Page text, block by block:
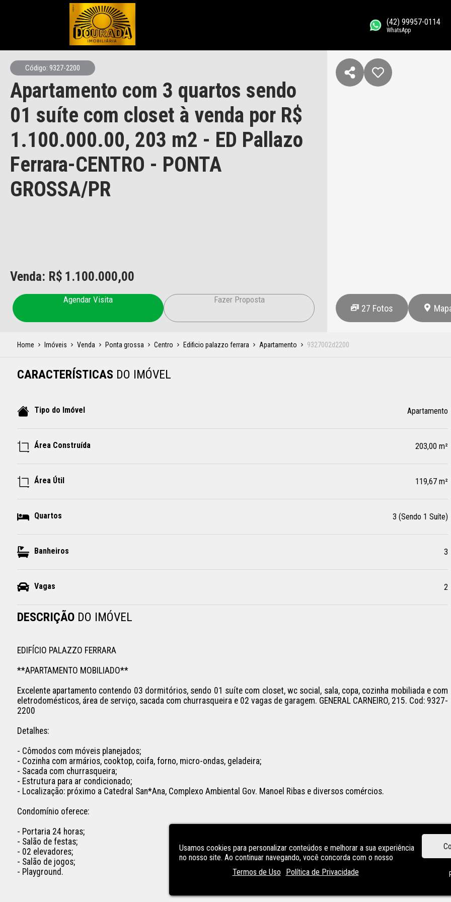
(42) 99957-0114
WhatsApp
Código: 9327-2200
Apartamento com 3 quartos sendo
01 suíte com closet à venda por R$
1.100.000.00, 203 m2 - ED Pallazo
Ferrara-CENTRO - PONTA
GROSSA/PR
Venda: R$ 1.100.000,00
Agendar Visita Fazer Proposta
27 Fotos
Home Imóveis Venda Ponta grossa Centro Edificio palazzo ferrara Apartamento 9327002d2200
CARACTERÍSTICAS DO IMÓVEL
Tipo do Imóvel Apartamento
Área Construída 203,00 m²
Área Útil 119,67 m²
Quartos 3 (Sendo 1 Suíte)
Banheiros 3
Vagas 2
DESCRIÇÃO DO IMÓVEL
EDIFÍCIO PALAZZO FERRARA
**APARTAMENTO MOBILIADO**
Excelente apartamento contendo 03 dormitórios, sendo 01 suíte com closet, wc social, sala, copa, cozinha mobiliada e com
eletrodomésticos, área de serviço, sacada com churrasqueira e 02 vagas de garagem. GENERAL CARNEIRO, 215. Cod: 9327-
2200
Detalhes:
- Cômodos com móveis planejados;
- Cozinha com armários, cooktop, coifa, forno, micro-ondas, geladeira;
- Sacada com churrasqueira;
- Estrutura para ar condicionado;
- Localização: próximo a Catedral San*Ana, Complexo Ambiental Gov. Manoel Ribas e diversos comércios.
Condomínio oferece:
- Portaria 24 horas;
- Salão de festas;
- 02 elevadores;
- Salão de jogos;
- Playground.
Usamos cookies para personalizar conteúdos e melhorar a sua experiência
no nosso site. Ao continuar navegando, você concorda com o nosso
Termos de Uso
Política de Privacidade